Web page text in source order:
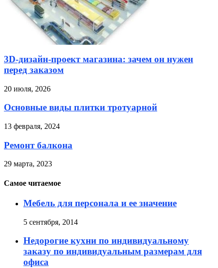
3D-дизайн-проект магазина: зачем он нужен
перед заказом
20 июля, 2026
Основные виды плитки тротуарной
13 февраля, 2024
Ремонт балкона
29 марта, 2023
Самое читаемое
Мебель для персонала и ее значение
5 сентября, 2014
Недорогие кухни по индивидуальному
заказу по индивидуальным размерам для
офиса